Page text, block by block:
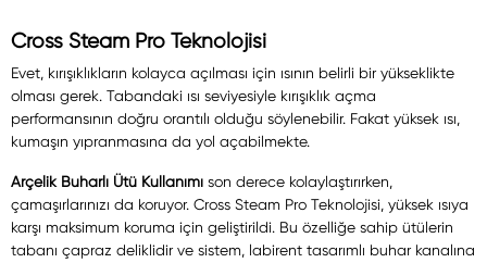
Cross Steam Pro Teknolojisi
Evet, kırışıklıkların kolayca açılması için ısının belirli bir yükseklikte
olması gerek. Tabandaki ısı seviyesiyle kırışıklık açma
performansının doğru orantılı olduğu söylenebilir. Fakat yüksek ısı,
kumaşın yıpranmasına da yol açabilmekte.
Arçelik Buharlı Ütü Kullanımı son derece kolaylaştırırken,
çamaşırlarınızı da koruyor. Cross Steam Pro Teknolojisi, yüksek ısıya
karşı maksimum koruma için geliştirildi. Bu özelliğe sahip ütülerin
tabanı çapraz deliklidir ve sistem, labirent tasarımlı buhar kanalına